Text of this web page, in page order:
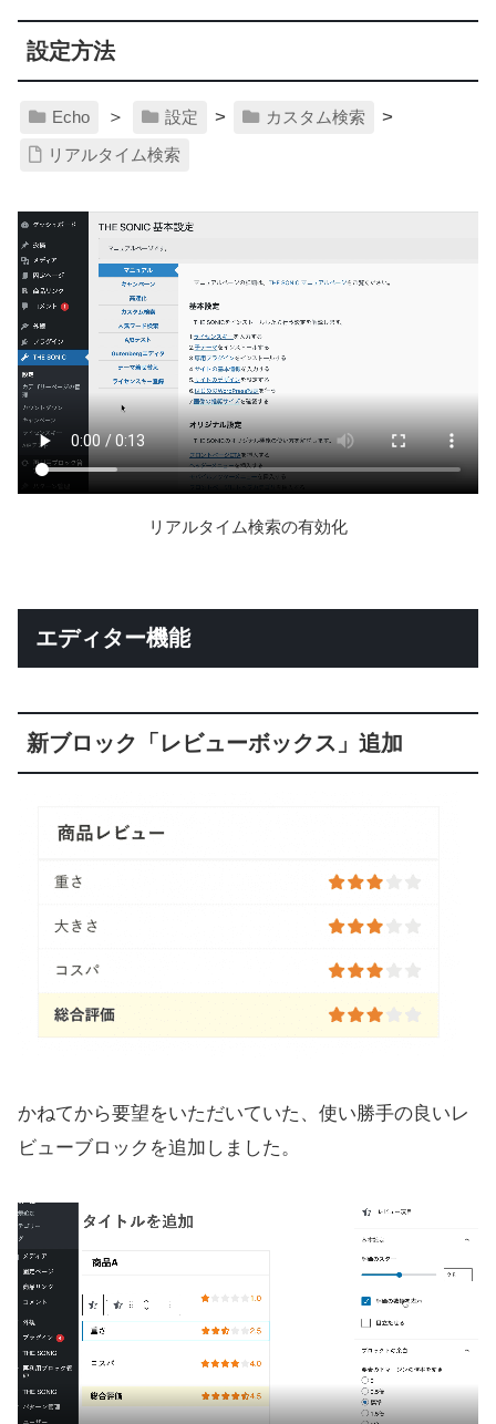
設定方法
Echo ＞ 設定 > カスタム検索 >
リアルタイム検索
リアルタイム検索の有効化
エディター機能
新ブロック「レビューボックス」追加
かねてから要望をいただいていた、使い勝手の良いレ
ビューブロックを追加しました。